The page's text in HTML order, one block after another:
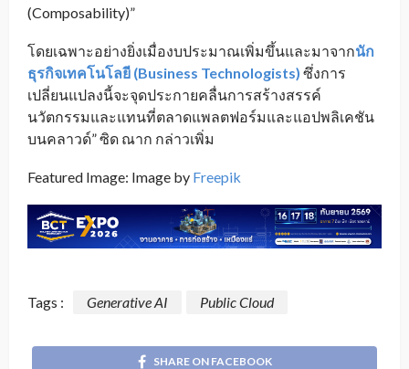
(Composability)”
โดยเฉพาะอย่างยิ่งเมื่องบประมาณเพิ่มขึ้นและมาจากนัก
ธุรกิจเทคโนโลยี (Business Technologists) ซึ่งการ
เปลี่ยนแปลงนี้จะจุดประกายคลื่นการสร้างสรรค์
นวัตกรรมและแทนที่ตลาดแพลตฟอร์มและแอปพลิเคชัน
บนคลาวด์” ซิด ณาก กล่าวเพิ่ม
Featured Image: Image by Freepik
Tags : Generative AI Public Cloud
SHARE ON FACEBOOK